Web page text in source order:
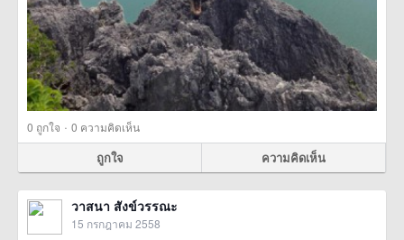
0 ถูกใจ · 0 ความคิดเห็น
ถูกใจ ความคิดเห็น
วาสนา สังข์วรรณะ
15 กรกฎาคม 2558